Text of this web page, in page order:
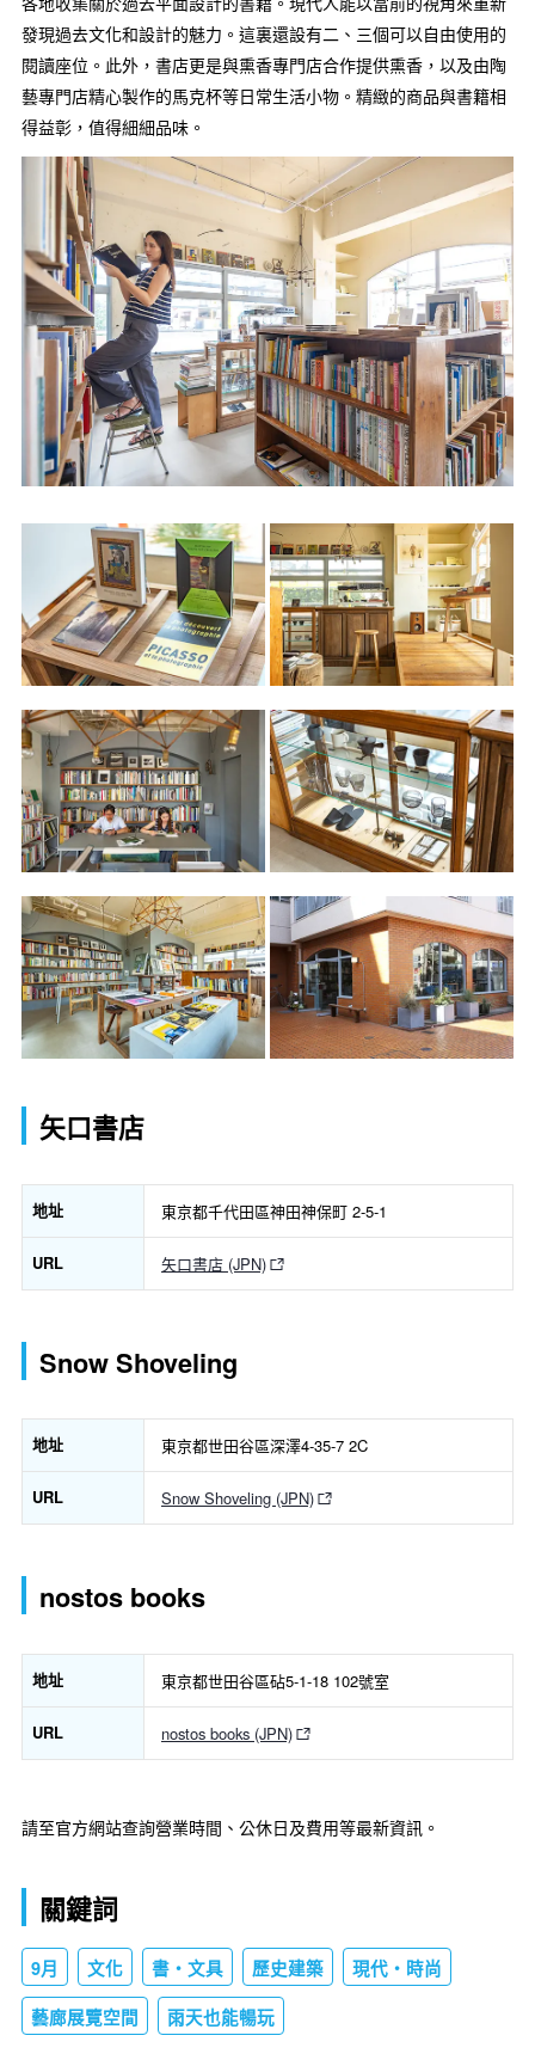
發現過去文化和設計的魅力。這裏還設有二、三個可以自由使用的
閱讀座位。此外，書店更是與熏香專門店合作提供熏香，以及由陶
藝專門店精心製作的馬克杯等日常生活小物。精緻的商品與書籍相
得益彰，值得細細品味。
矢口書店
地址 東京都千代田區神田神保町 2-5-1
URL 矢口書店 (JPN)
Snow Shoveling
地址 東京都世田谷區深澤4-35-7 2C
URL Snow Shoveling (JPN)
nostos books
地址 東京都世田谷區砧5-1-18 102號室
URL nostos books (JPN)
請至官方網站查詢營業時間、公休日及費用等最新資訊。
關鍵詞
9月 文化 書・文具 歷史建築 現代・時尚
藝廊展覽空間 雨天也能暢玩